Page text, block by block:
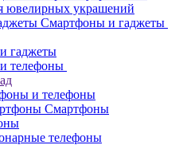
ювелирных украшений
Смартфоны и гаджеты
гаджеты
телефоны
и телефоны
Смартфоны
телефоны